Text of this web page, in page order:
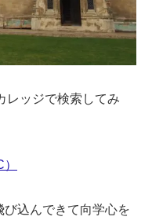
レッジで検索してみ
込んできて向学心を